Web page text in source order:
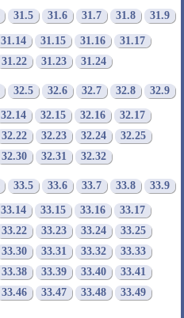
31.5 31.6 31.7 31.8 31.9
31.14 31.15 31.16
31.17
31.22 31.23 31.24
32.5 32.6 32.7 32.8 32.9
32.14 32.15 32.16
32.17
32.22 32.23 32.24
32.25
32.30 32.31 32.32
33.5 33.6 33.7 33.8 33.9
33.14 33.15 33.16
33.17
33.22 33.23 33.24
33.25
33.30 33.31 33.32
33.33
33.38 33.39 33.40
33.41
33.46 33.47 33.48
33.49